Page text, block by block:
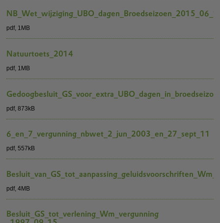
pdf, 1MB
Natuurtoets_2014
pdf, 1MB
pdf, 873kB
6_en_7_vergunning_nbwet_2_jun_2003_en_27_sept_11
pdf, 557kB
pdf, 4MB
Besluit_GS_tot_verlening_Wm_vergunning